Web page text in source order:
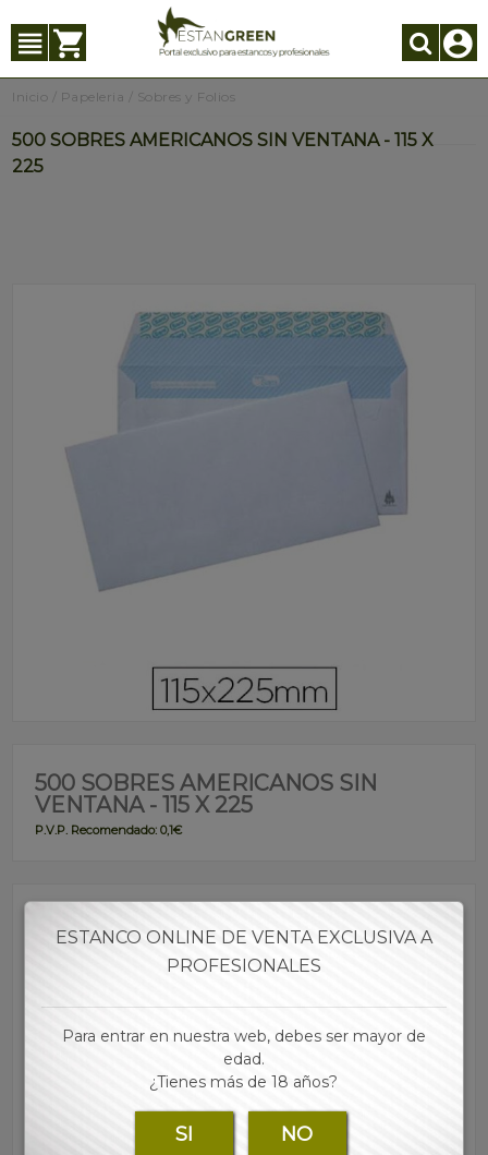
Inicio Papeleria Sobres y Folios
500 SOBRES AMERICANOS SIN VENTANA - 115 X
225
500 SOBRES AMERICANOS SIN
VENTANA - 115 X 225
P.V.P. Recomendado: 0,1€
• Fácil apertura con Open System y fondo con dibujo
• Gramaje: 90 g/m2
• Medidas: 115 x 225 mm
ESTANCO ONLINE DE VENTA EXCLUSIVA A
PROFESIONALES
Para entrar en nuestra web, debes ser mayor de
edad.
¿Tienes más de 18 años?
SI NO